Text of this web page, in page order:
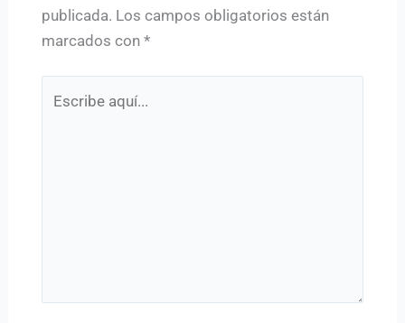
publicada. Los campos obligatorios están
marcados con *